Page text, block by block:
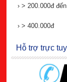
› > 200.000đ
› > 400.000đ
Hỗ trợ trực